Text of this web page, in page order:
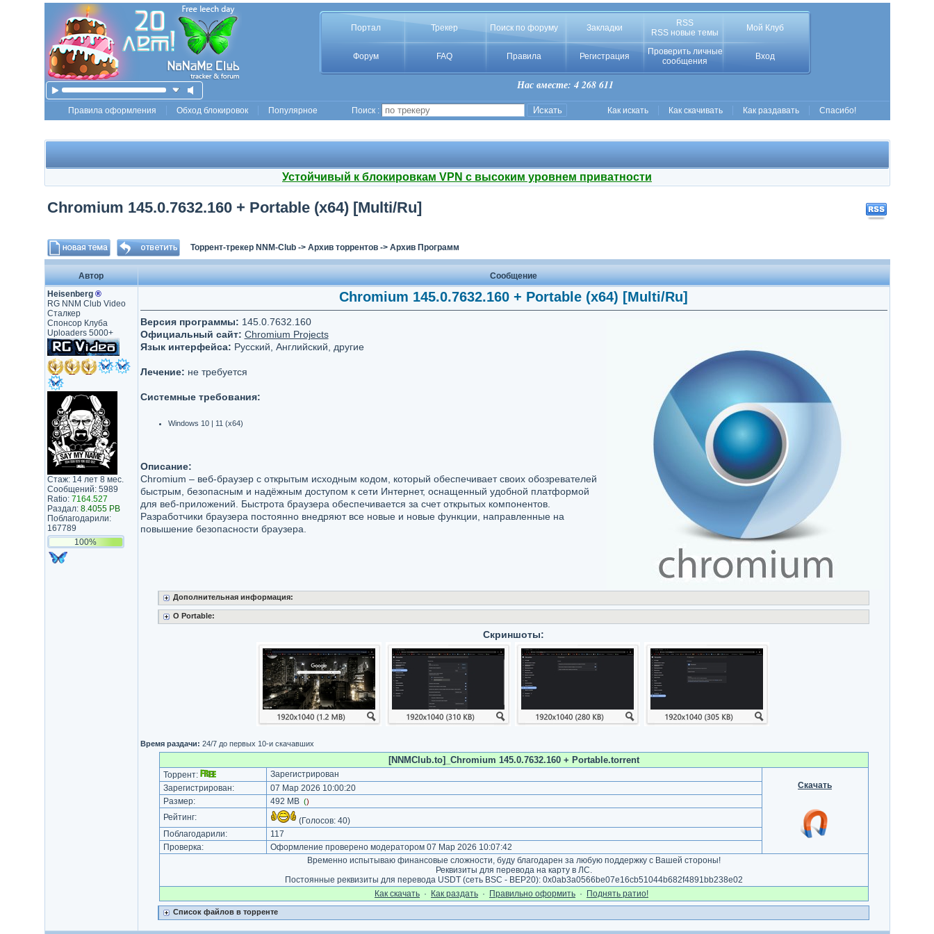
Портал Трекер Поиск по форуму Закладки
RSS
RSS новые темы
Мой Клуб
Форум FAQ Правила Регистрация
Проверить личные
сообщения
Вход
Нас вместе: 4 268 611
Правила оформления Обход блокировок Популярное Поиск : Как искать Как скачивать Как раздавать Спасибо!
Устойчивый к блокировкам VPN с высоким уровнем приватности
Chromium 145.0.7632.160 + Portable (x64) [Multi/Ru]
Торрент-трекер NNM-Club-> Архив торрентов-> Архив Программ
Автор
Сообщение
Heisenberg ®
RG NNM Club Video
Сталкер
Спонсор Клуба
Uploaders 5000+
Стаж: 14 лет 8 мес.
Сообщений: 5989
Ratio: 7164.527
Раздал: 8.4055 PB
Поблагодарили:
167789
100%
Chromium 145.0.7632.160 + Portable (x64) [Multi/Ru]
Версия программы: 145.0.7632.160
Официальный сайт: Chromium Projects
Язык интерфейса: Русский, Английский, другие
Лечение: не требуется
Системные требования:
Windows 10 | 11 (x64)
Описание:
Chromium – веб-браузер с открытым исходным кодом, который обеспечивает своих обозревателей
быстрым, безопасным и надёжным доступом к сети Интернет, оснащенный удобной платформой
для веб-приложений. Быстрота браузера обеспечивается за счет открытых компонентов.
Разработчики браузера постоянно внедряют все новые и новые функции, направленные на
повышение безопасности браузера.
Дополнительная информация:
О Portable:
Скриншоты:
Время раздачи: 24/7 до первых 10-и скачавших
[NNMClub.to]_Chromium 145.0.7632.160 + Portable.torrent
Торрент:
Зарегистрирован
Скачать
Зарегистрирован:
07 Мар 2026 10:00:20
Размер:
492 MB ()
Рейтинг: (Голосов: 40)
Поблагодарили:
117
Проверка:
Оформление проверено модератором 07 Мар 2026 10:07:42
Временно испытываю финансовые сложности, буду благодарен за любую поддержку с Вашей стороны!
Реквизиты для перевода на карту в ЛС.
Постоянные реквизиты для перевода USDT (сеть BSC - BEP20): 0x0ab3a0566be07e16cb51044b682f4891bb238e02
Как cкачать · Как раздать · Правильно оформить · Поднять ратио!
Список файлов в торренте